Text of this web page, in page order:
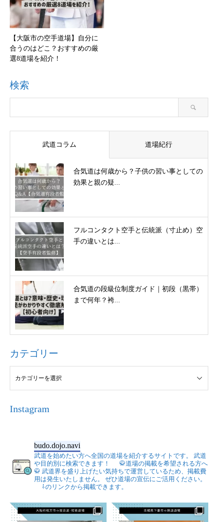
【大阪市の空手道場】自分に
合うのはどこ？おすすめの厳
選8道場を紹介！
検索
武道コラム 道場紀行
合気道は何歳から？子供の習い事としての
効果と親の疑...
フルコンタクト空手と伝統派（寸止め）空
手の違いとは...
合気道の段級位制度ガイド｜初段（黒帯）
まで何年？袴...
カテゴリー
Instagram
budo.dojo.navi
武道を始めたい方へ全国の道場を紹介するサイトです。
武道
や目的別に検索できます！
🥋道場の掲載を希望される方へ
🥋 武道界を盛り上げたい気持ちで運営しているため、掲載費
用は発生いたしません。
ぜひ道場の宣伝にご活用ください。
⇩のリンクから掲載できます。